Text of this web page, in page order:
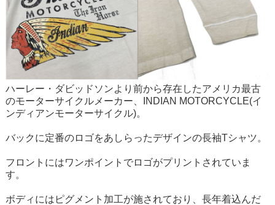
ハーレー・ダビッドソンより前から存在したアメリカ最古
のモーターサイクルメーカー、INDIAN MOTORCYCLE(イ
ンディアンモーターサイクル)。
バックに定番のロゴをあしらったデザインの長袖Tシャツ。
フロントにはワンポイントでロゴがプリントされていま
す。
ボディにはピグメント加工が施されており、長年着込んだ